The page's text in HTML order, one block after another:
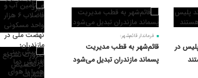
پلیس در
فرماندار قائم‌شهر:
قائم‌شهر به قطب مدیریت
پسماند مازندران تبدیل می‌شود